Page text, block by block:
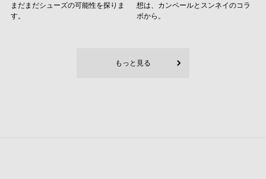
まだまだシューズの可能性を探りま
す。
想は、カンペールとスンネイのコラ
ボから。
もっと見る